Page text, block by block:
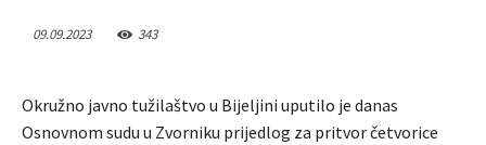
09.09.2023 343
Okružno javno tužilaštvo u Bijeljini uputilo je danas
Osnovnom sudu u Zvorniku prijedlog za pritvor četvorice